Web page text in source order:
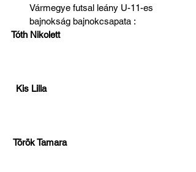
Vármegye futsal leány U-11-es
bajnokság bajnokcsapata :
Tóth Nikolett
Kis Lilla
Török Tamara